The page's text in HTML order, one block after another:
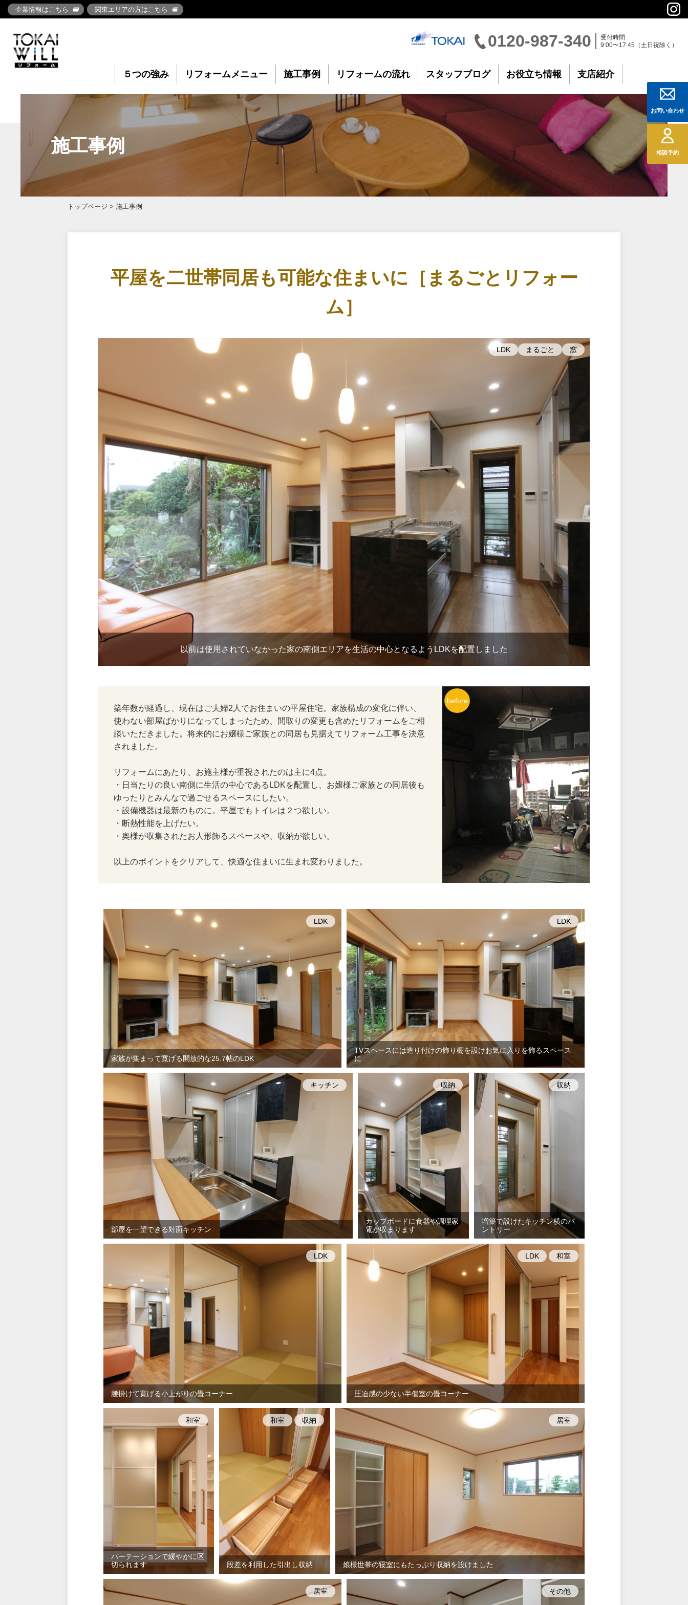
企業情報はこちら 関東エリアの方はこちら
0120-987-340
受付時間
9:00〜17:45（土日祝除く）
５つの強み リフォームメニュー 施工事例 リフォームの流れ スタッフブログ お役立ち情報 支店紹介
お問い合わせ
相談予約
施工事例
トップページ > 施工事例
平屋を二世帯同居も可能な住まいに［まるごとリフォー
ム］
LDK まるごと 窓
以前は使用されていなかった家の南側エリアを生活の中心となるようLDKを配置しました
築年数が経過し、現在はご夫婦2人でお住まいの平屋住宅。家族構成の変化に伴い、
使わない部屋ばかりになってしまったため、間取りの変更も含めたリフォームをご相
談いただきました。将来的にお嬢様ご家族との同居も見据えてリフォーム工事を決意
されました。
リフォームにあたり、お施主様が重視されたのは主に4点。
・日当たりの良い南側に生活の中心であるLDKを配置し、お嬢様ご家族との同居後も
ゆったりとみんなで過ごせるスペースにしたい。
・設備機器は最新のものに。平屋でもトイレは２つ欲しい。
・断熱性能を上げたい。
・奥様が収集されたお人形飾るスペースや、収納が欲しい。
以上のポイントをクリアして、快適な住まいに生まれ変わりました。
家族が集まって寛げる開放的な25.7帖のLDK
LDK
TVスペースには造り付けの飾り棚を設けお気に入りを飾るスペース
に
LDK
部屋を一望できる対面キッチン
キッチン
カップボードに食器や調理家
電が収まります
収納
増築で設けたキッチン横のパ
ントリー
収納
腰掛けて寛げる小上がりの畳コーナー
LDK
圧迫感の少ない半個室の畳コーナー
LDK 和室
パーテーションで緩やかに区
切られます
和室
段差を利用した引出し収納
和室 収納
娘様世帯の寝室にもたっぷり収納を設けました
居室
居室 その他